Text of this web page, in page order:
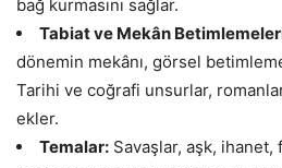
bağ kurmasını sağlar.
Tabiat ve Mekân
dönemin mekânı, görsel
Tarihi ve coğrafi unsurlar,
ekler.
Temalar: Savaşlar, aşk, ihanet,